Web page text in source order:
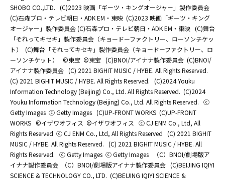
SHOBO CO.,LTD. (C)2023 映画「ギーツ・キングオージャー」製作委員会
(C)石森プロ・テレビ朝日・ADK EM・東映 (C)2023 映画「ギーツ・キング
オージャー」製作委員会 (C)石森プロ・テレビ朝日・ADK EM・東映 (C)舞台
「それってキセキ」製作委員会（キョードーファクトリー、ローソンチケッ
ト）
(C)舞台「それってキセキ」製作委員会（キョードーファクトリー、ロ
ーソンチケット）
©東宝 ©東宝 (C)BNOI/アイナナ製作委員会 (C)BNOI/
アイナナ製作委員会 (C) 2021 BIGHIT MUSIC / HYBE. All Rights Reserved.
(C) 2021 BIGHIT MUSIC / HYBE. All Rights Reserved. (C)2024 Youku
Information Technology (Beijing) Co., Ltd. All Rights Reserved. (C)2024
Youku Information Technology (Beijing) Co., Ltd. All Rights Reserved. ⓒ
Getty Images ⓒ Getty Images (C)UP-FRONT WORKS (C)UP-FRONT
WORKS ©イザワオフィス ©イザワオフィス
ⓒ CJ ENM Co., Ltd, All
Rights Reserved ⓒ CJ ENM Co., Ltd, All Rights Reserved (C) 2021 BIGHIT
MUSIC / HYBE. All Rights Reserved. (C) 2021 BIGHIT MUSIC / HYBE. All
Rights Reserved. ⓒ Getty Images ⓒ Getty Images
（C）BNOI/劇場版ア
イナナ製作委員会
（C）BNOI/劇場版アイナナ製作委員会 (C)BEIJING IQIYI
SCIENCE & TECHNOLOGY CO., LTD. (C)BEIJING IQIYI SCIENCE &